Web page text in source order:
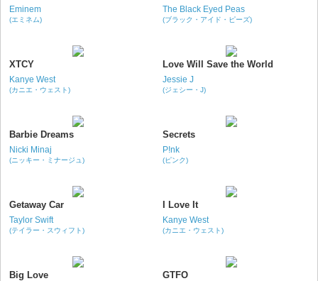
Eminem
(エミネム)
The Black Eyed Peas
(ブラック・アイド・ピーズ)
XTCY
Kanye West
(カニエ・ウェスト)
Love Will Save the World
Jessie J
(ジェシー・J)
Barbie Dreams
Nicki Minaj
(ニッキー・ミナージュ)
Secrets
P!nk
(ピンク)
Getaway Car
Taylor Swift
(テイラー・スウィフト)
I Love It
Kanye West
(カニエ・ウェスト)
Big Love GTFO